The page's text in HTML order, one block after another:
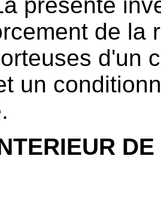
de la
d'un
un